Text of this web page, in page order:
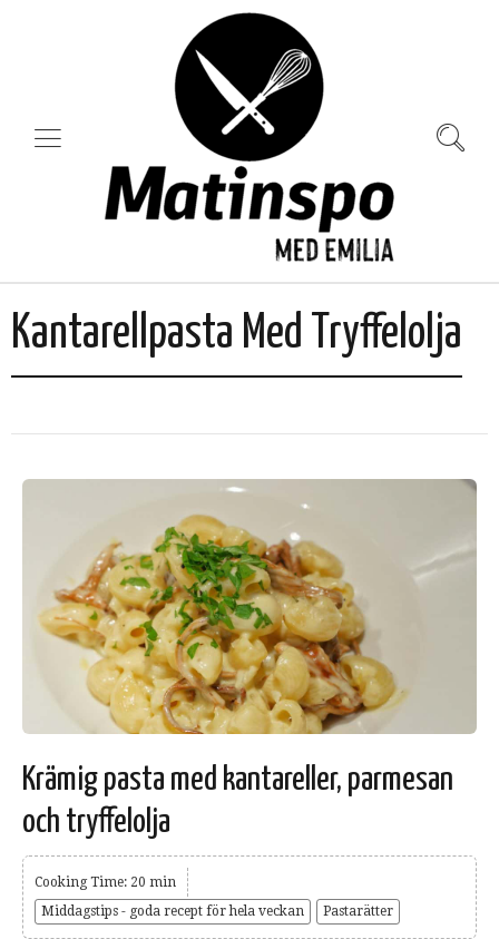
Kantarellpasta Med Tryffelolja
Krämig pasta med kantareller, parmesan
och tryffelolja
Cooking Time: 20 min
Middagstips - goda recept för hela veckan
Pastarätter